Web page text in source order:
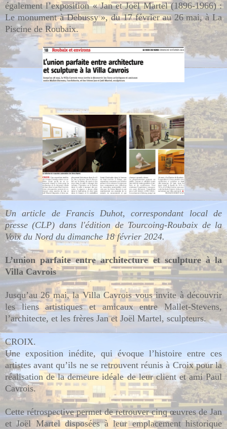
également l’exposition « Jan et Joël Martel (1896-1966) :
Le monument à Debussy », du 17 février au 26 mai, à La
Piscine de Roubaix.
Un article de Francis Duhot, correspondant local de
presse (CLP) dans l'édition de Tourcoing-Roubaix de la
Voix du Nord du dimanche 18 février 2024.
L’union parfaite entre architecture et sculpture à la
Villa Cavrois
Jusqu’au 26 mai, la Villa Cavrois vous invite à découvrir
les liens artistiques et amicaux entre Mallet-Stevens,
l’architecte, et les frères Jan et Joël Martel, sculpteurs.
CROIX.
Une exposition inédite, qui évoque l’histoire entre ces
artistes avant qu’ils ne se retrouvent réunis à Croix pour la
réalisation de la demeure idéale de leur client et ami Paul
Cavrois.
Cette rétrospective permet de retrouver cinq œuvres de Jan
et Joël Martel disposées à leur emplacement historique